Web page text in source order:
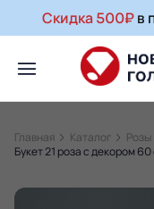
Скидка 500₽в
Главная Каталог Розы
Букет 21 роза с декором 60